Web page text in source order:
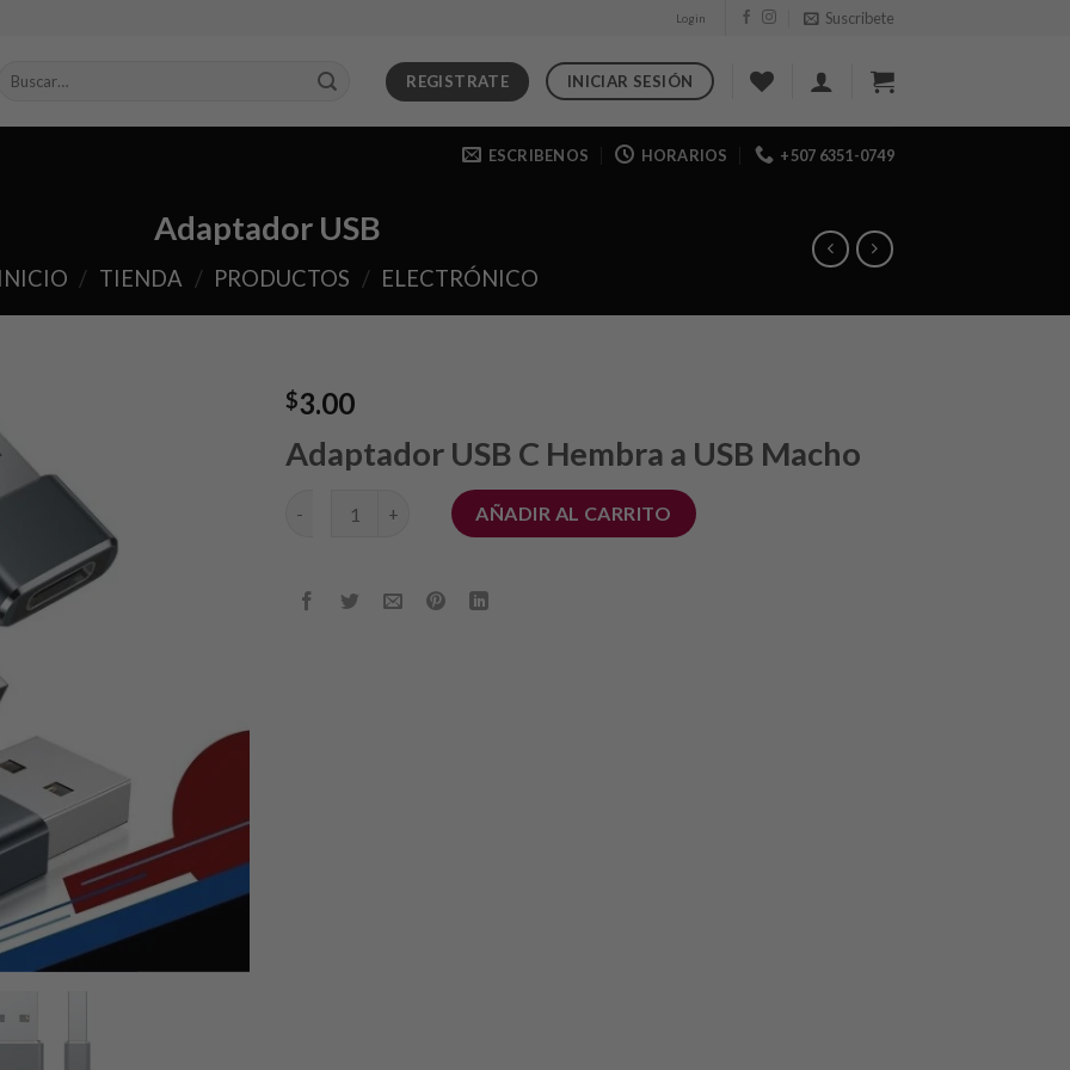
Login Suscribete
Buscar
REGISTRATE INICIAR SESIÓN
ESCRIBENOS HORARIOS +507 6351-0749
Adaptador USB
INICIO / TIENDA / PRODUCTOS / ELECTRÓNICO
$3.00
Adaptador USB C Hembra a USB Macho
Adaptador USB cantidadAÑADIR AL CARRITO